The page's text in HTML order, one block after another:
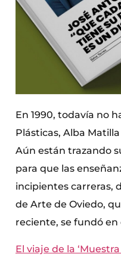
En 1990, todavía no
Plásticas, Alba
Aún están trazando
para que las
incipientes carreras,
de Arte de Oviedo,
reciente, se fundó en
El viaje de la